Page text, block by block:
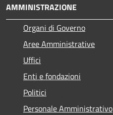
AMMINISTRAZIONE
Organi di Governo
Aree Amministrative
Uffici
Enti e fondazioni
Politici
Personale Amministrativo